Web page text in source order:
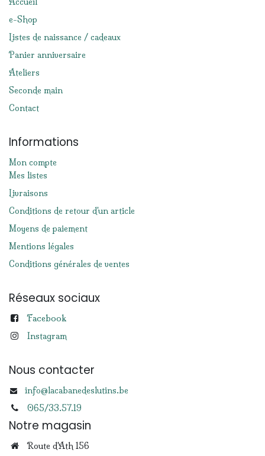
e-Shop
Listes de naissance / cadeaux
Panier anniversaire
Ateliers
Seconde main
Contact
Informations
Mon compte
Mes listes
Livraisons
Conditions de retour d'un article
Moyens de paiement
Mentions légales
Conditions générales de ventes
Réseaux sociaux
Facebook
Instagram
Nous contacter
info@lacabanedeslutins.be
065/33.57.19
Notre magasin
Route d'Ath 156